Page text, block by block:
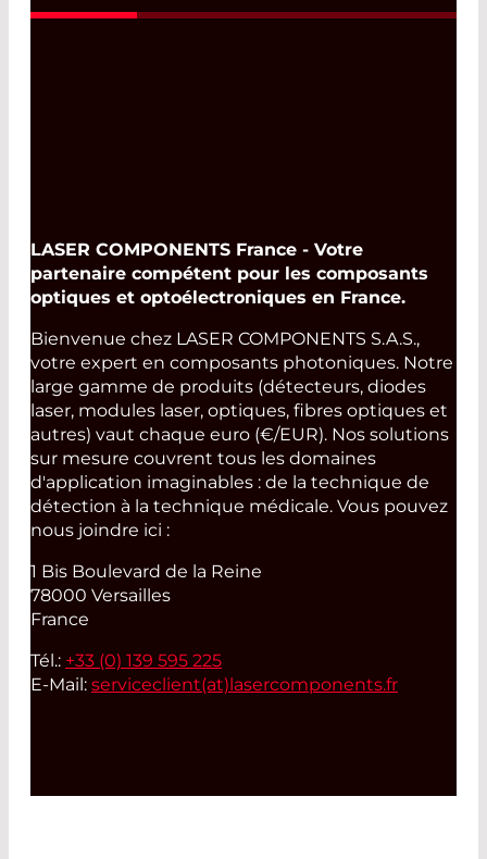
dans lesquels les deux faces du cristal
LASER COMPONENTS France - Votre
partenaire compétent pour les composants
optiques et optoélectroniques en France.
Bienvenue chez LASER COMPONENTS S.A.S.,
votre expert en composants photoniques. Notre
large gamme de produits (détecteurs, diodes
laser, modules laser, optiques, fibres optiques et
autres) vaut chaque euro (€/EUR). Nos solutions
sur mesure couvrent tous les domaines
d'application imaginables : de la technique de
détection à la technique médicale. Vous pouvez
nous joindre ici :
1 Bis Boulevard de la Reine
78000 Versailles
France
Tél.: +33 (0) 139 595 225
E-Mail: serviceclient(at) lasercomponents.fr